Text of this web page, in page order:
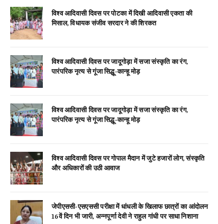
विश्व आदिवासी दिवस पर पोटका में दिखी आदिवासी एकता की
मिसाल, विधायक संजीव सरदार ने की शिरकत
विश्व आदिवासी दिवस पर जादूगोड़ा में सजा संस्कृति का रंग,
पारंपरिक नृत्य से गूंजा सिद्धू-कान्हू मोड़
विश्व आदिवासी दिवस पर जादूगोड़ा में सजा संस्कृति का रंग,
पारंपरिक नृत्य से गूंजा सिद्धू-कान्हू मोड़
विश्व आदिवासी दिवस पर गोपाल मैदान में जुटे हजारों लोग, संस्कृति
और अधिकारों की उठी आवाज
जेपीएससी-एसएससी परीक्षा में धांधली के खिलाफ छात्रों का आंदोलन
16वें दिन भी जारी, अन्नपूर्णा देवी ने राहुल गांधी पर साधा निशाना